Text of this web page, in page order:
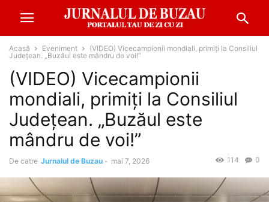
Acasă Eveniment
(VIDEO) Vicecampionii mondiali, primiți la Consiliul
Județean. „Buzăul este mândru de voi!”
(VIDEO) Vicecampionii
mondiali, primiți la Consiliul
Județean. „Buzăul este
mândru de voi!”
De catre Jurnalul de Buzau - mai 7, 2026 0
114